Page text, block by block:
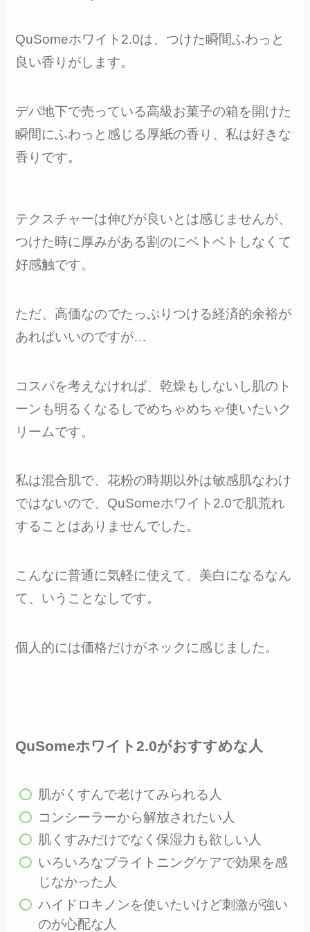
QuSomeホワイト2.0は、つけた瞬間ふわっと
良い香りがします。
デパ地下で売っている高級お菓子の箱を開けた
瞬間にふわっと感じる厚紙の香り、私は好きな
香りです。
テクスチャーは伸びが良いとは感じませんが、
つけた時に厚みがある割のにベトベトしなくて
好感触です。
ただ、高価なのでたっぷりつける経済的余裕が
あればいいのですが…
コスパを考えなければ、乾燥もしないし肌のト
ーンも明るくなるしでめちゃめちゃ使いたいク
リームです。
私は混合肌で、花粉の時期以外は敏感肌なわけ
ではないので、QuSomeホワイト2.0で肌荒れ
することはありませんでした。
こんなに普通に気軽に使えて、美白になるなん
て、いうことなしです。
個人的には価格だけがネックに感じました。
QuSomeホワイト2.0がおすすめな人
肌がくすんで老けてみられる人
コンシーラーから解放されたい人
肌くすみだけでなく保湿力も欲しい人
いろいろなブライトニングケアで効果を感
じなかった人
ハイドロキノンを使いたいけど刺激が強い
のが心配な人